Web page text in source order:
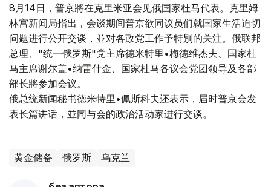
8月14日，普京將在克里米亚会见俄国家杜马代表。克里姆
林宫新闻局指出，会谈期间普京欲同议员们就国家生活迫切
问题进行公开交谈，並对各政党工作予特別的关注。俄联邦
总理、"统一俄罗斯"党主席德米特里•梅德维杰夫、国家杜
马主席谢尔盖•纳雷什金、国家杜马各议会党团领导及各部
部长將参加会议。
俄总统新闻秘书德米特里•佩斯科夫还表示，届时普京会发
表长篇讲话，並同与会的政治活动家进行交谈。
黄金储备 俄罗斯 乌克兰